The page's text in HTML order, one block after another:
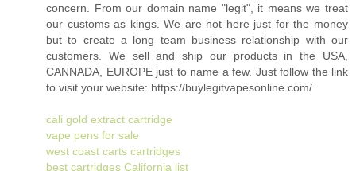
concern. From our domain name "legit", it means we treat
our customs as kings. We are not here just for the money
but to create a long team business relationship with our
customers. We sell and ship our products in the USA,
CANNADA, EUROPE just to name a few. Just follow the link
to visit your website: https://buylegitvapesonline.com/
cali gold extract cartridge
vape pens for sale
west coast carts cartridges
best cartridges California list